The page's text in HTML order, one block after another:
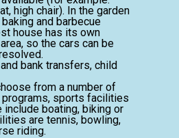
high chair). In the garden
and barbecue
house has its own
so the cars can be
bank transfers, child
from a number of
programs, sports facilities
include boating, biking or
are tennis, bowling,
riding.